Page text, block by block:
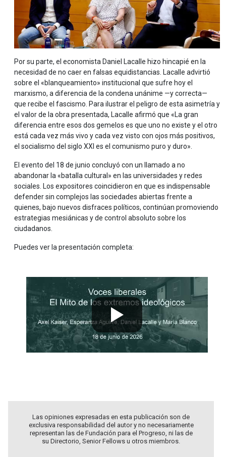
Por su parte, el economista Daniel Lacalle hizo hincapié en la
necesidad de no caer en falsas equidistancias. Lacalle advirtió
sobre el «blanqueamiento» institucional que sufre hoy el
marxismo, a diferencia de la condena unánime —y correcta—
que recibe el fascismo. Para ilustrar el peligro de esta asimetría y
el valor de la obra presentada, Lacalle afirmó que «La gran
diferencia entre esos dos gemelos es que uno no existe y el otro
está cada vez más vivo y cada vez visto con ojos más positivos,
el socialismo del siglo XXI es el comunismo puro y duro».
El evento del 18 de junio concluyó con un llamado a no
abandonar la «batalla cultural» en las universidades y redes
sociales. Los expositores coincidieron en que es indispensable
defender sin complejos las sociedades abiertas frente a
quienes, bajo nuevos disfraces políticos, continúan promoviendo
estrategias mesiánicas y de control absoluto sobre los
ciudadanos.
Puedes ver la presentación completa:
Las opiniones expresadas en esta publicación son de
exclusiva responsabilidad del autor y no necesariamente
representan las de Fundación para el Progreso, ni las de
su Directorio, Senior Fellows u otros miembros.